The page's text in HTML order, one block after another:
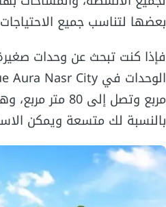
بعضها لتناسب جميع
فإذا كنت تبحث عن وحدات
مربع وتصل إلى 80
بالنسبة لك متسعة ويمكن